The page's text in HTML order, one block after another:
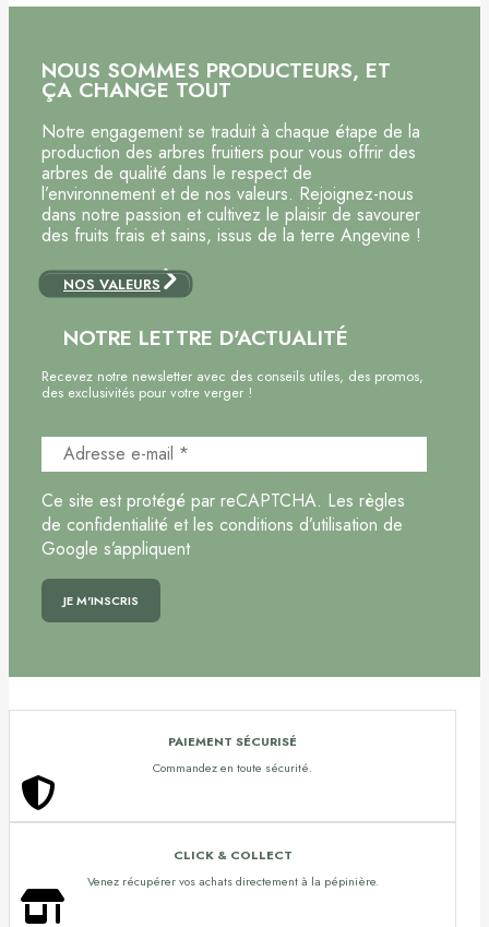
NOUS SOMMES PRODUCTEURS, ET
ÇA CHANGE TOUT
Notre engagement se traduit à chaque étape de la
production des arbres fruitiers pour vous offrir des
arbres de qualité dans le respect de
l’environnement et de nos valeurs. Rejoignez-nous
dans notre passion et cultivez le plaisir de savourer
des fruits frais et sains, issus de la terre Angevine !
NOS VALEURS
NOTRE LETTRE D'ACTUALITÉ
Recevez notre newsletter avec des conseils utiles, des promos,
des exclusivités pour votre verger !
Ce site est protégé par reCAPTCHA. Les règles
de confidentialité et les conditions d’utilisation de
Google s’appliquent
PAIEMENT SÉCURISÉ
Commandez en toute sécurité.
CLICK & COLLECT
Venez récupérer vos achats directement à la pépinière.